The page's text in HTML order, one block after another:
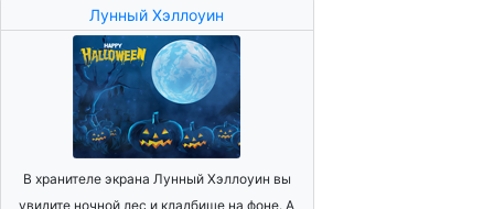
Лунный Хэллоуин
В хранителе экрана Лунный Хэллоуин вы
увидите ночной лес и кладбище на фоне. А